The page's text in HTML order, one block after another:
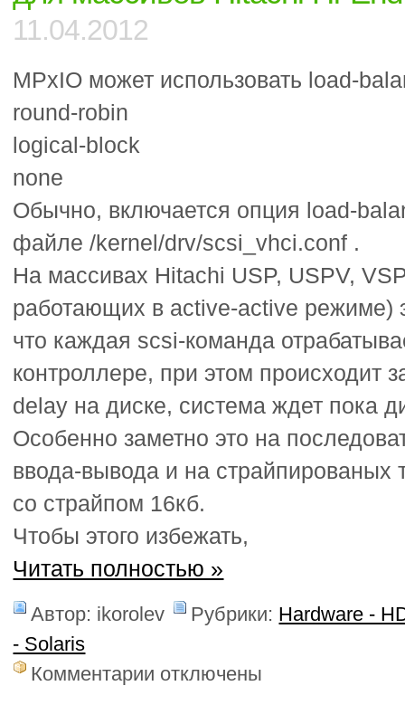
11.04.2012
MPxIO может использовать load-
round-robin
logical-block
none
Обычно, включается опция load-
файле /kernel/drv/scsi_vhci.conf .
На массивах Hitachi USP, USPV,
работающих в active-active режиме)
что каждая scsi-команда
контроллере, при этом происходит
delay на диске, система ждет пока
Особенно заметно это на
ввода-вывода и на страйпированых
со страйпом 16кб.
Чтобы этого избежать,
Читать полностью »
Автор: ikorolev Рубрики: Hardware -
- Solaris
Комментарии записи
отключены